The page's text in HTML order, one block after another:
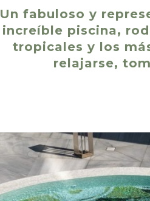
Un fabuloso y
increíble piscina,
tropicales y los
relajarse,